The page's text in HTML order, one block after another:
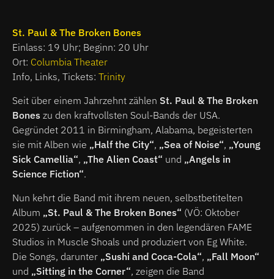
St. Paul & The Broken Bones
Einlass: 19 Uhr; Beginn: 20 Uhr
Ort: Columbia Theater
Info, Links, Tickets: Trinity
Seit über einem Jahrzehnt zählen St. Paul & The Broken
Bones zu den kraftvollsten Soul-Bands der USA.
Gegründet 2011 in Birmingham, Alabama, begeisterten
sie mit Alben wie „Half the City“, „Sea of Noise“, „Young
Sick Camellia“, „The Alien Coast“ und „Angels in
Science Fiction“.
Nun kehrt die Band mit ihrem neuen, selbstbetitelten
Album „St. Paul & The Broken Bones“ (VÖ: Oktober
2025) zurück – aufgenommen in den legendären FAME
Studios in Muscle Shoals und produziert von Eg White.
Die Songs, darunter „Sushi and Coca-Cola“, „Fall Moon“
und „Sitting in the Corner“, zeigen die Band